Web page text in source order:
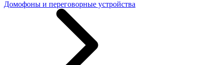
Домофоны и переговорные устройства